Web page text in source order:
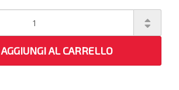
AGGIUNGI AL CARRELLO